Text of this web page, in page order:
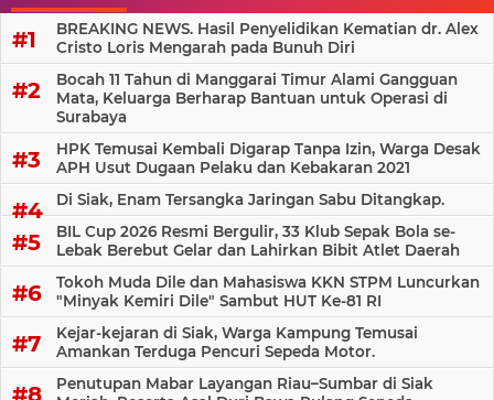
BREAKING NEWS. Hasil Penyelidikan Kematian dr. Alex
Cristo Loris Mengarah pada Bunuh Diri
Bocah 11 Tahun di Manggarai Timur Alami Gangguan
Mata, Keluarga Berharap Bantuan untuk Operasi di
Surabaya
HPK Temusai Kembali Digarap Tanpa Izin, Warga Desak
APH Usut Dugaan Pelaku dan Kebakaran 2021
Di Siak, Enam Tersangka Jaringan Sabu Ditangkap.
BIL Cup 2026 Resmi Bergulir, 33 Klub Sepak Bola se-
Lebak Berebut Gelar dan Lahirkan Bibit Atlet Daerah
Tokoh Muda Dile dan Mahasiswa KKN STPM Luncurkan
"Minyak Kemiri Dile" Sambut HUT Ke-81 RI
Kejar-kejaran di Siak, Warga Kampung Temusai
Amankan Terduga Pencuri Sepeda Motor.
Penutupan Mabar Layangan Riau–Sumbar di Siak